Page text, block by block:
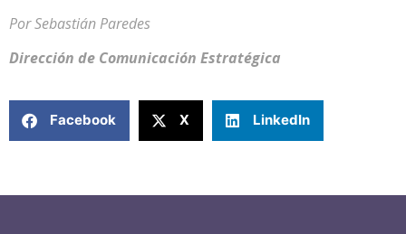
Por Sebastián Paredes
Dirección de Comunicación Estratégica
Facebook X LinkedIn